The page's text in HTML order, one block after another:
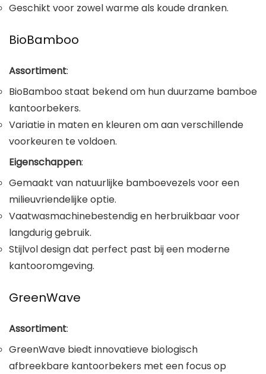
Geschikt voor zowel warme als koude dranken.
BioBamboo
Assortiment:
BioBamboo staat bekend om hun duurzame bamboe
kantoorbekers.
Variatie in maten en kleuren om aan verschillende
voorkeuren te voldoen.
Eigenschappen:
Gemaakt van natuurlijke bamboevezels voor een
milieuvriendelijke optie.
Vaatwasmachinebestendig en herbruikbaar voor
langdurig gebruik.
Stijlvol design dat perfect past bij een moderne
kantooromgeving.
GreenWave
Assortiment:
GreenWave biedt innovatieve biologisch
afbreekbare kantoorbekers met een focus op